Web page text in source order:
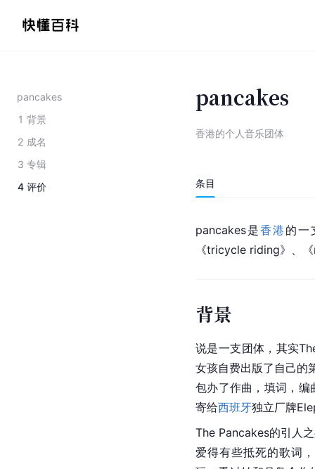
pancakes
1 背景
2 成名
3 专辑
4 评价
pancakes
香港的个人音乐团体
条目
pancakes是香港 的一
《tricycle riding》、
背景
说是一支团体，其实
女孩自费出版了自己的
包办了作曲，填词，编
寄给西班牙独立厂牌
The Pancakes的引人
爱得有些抵死的歌词